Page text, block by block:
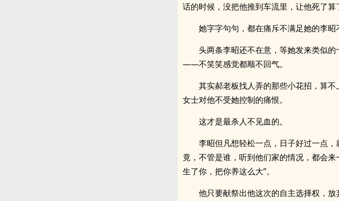
话的时候，没把他推到车流里，让他死了算
她字字句句，都在痛斥不满足她的李昭
头两条李昭还不在意，等她发来类似
——不笑笑感觉都顺不回气。
其实郝老板找人弄的那些小花招，算
女士对他不受她控制的痛恨。
这才是最杀人不见血的。
李昭但凡想轻松一点，日子好过一点
竟，不管是谁，听到他们家的情况，都会
生了你，把你养这么大”。
他只要献祭出他这次的自主选择权，